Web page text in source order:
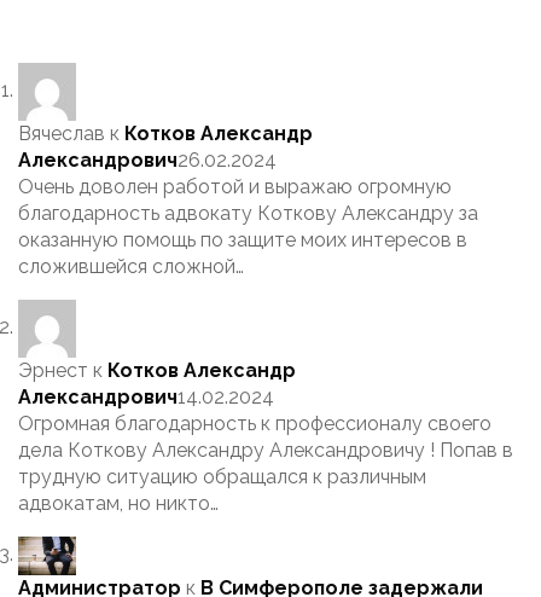
Вячеслав к Котков Александр
Александрович26.02.2024
Очень доволен работой и выражаю огромную
благодарность адвокату Коткову Александру за
оказанную помощь по защите моих интересов в
сложившейся сложной…
Эрнест к Котков Александр
Александрович14.02.2024
Огромная благодарность к профессионалу своего
дела Коткову Александру Александровичу ! Попав в
трудную ситуацию обращался к различным
адвокатам, но никто…
Администратор к В Симферополе задержали